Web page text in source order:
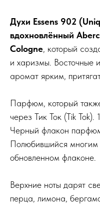
Духи Essens 902
вдохновлённый
Cologne, который
и харизмы. Восточные
аромат ярким,
Парфюм, который
через Тик Ток (Tik Tok).
Черный флакон
Полюбившийся многим
обновленном флаконе.
Верхние ноты дарят
перца, лимона,